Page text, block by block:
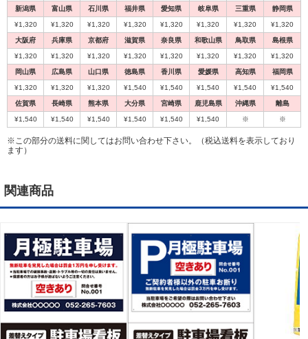
※この部分の送料に関してはお問い合わせ下さい。（税込送料を表示しており
ます）
新潟県 富山県 石川県 福井県 愛知県 岐阜県 三重県 静岡県
¥1,320 ¥1,320 ¥1,320 ¥1,320 ¥1,320 ¥1,320 ¥1,320 ¥1,320
大阪府 兵庫県 京都府 滋賀県 奈良県 和歌山県 鳥取県 島根県
¥1,320 ¥1,320 ¥1,320 ¥1,320 ¥1,320 ¥1,320 ¥1,320 ¥1,320
岡山県 広島県 山口県 徳島県 香川県 愛媛県 高知県 福岡県
¥1,320 ¥1,320 ¥1,320 ¥1,540 ¥1,540 ¥1,540 ¥1,540 ¥1,540
佐賀県 長崎県 熊本県 大分県 宮崎県 鹿児島県 沖縄県 離島
¥1,540 ¥1,540 ¥1,540 ¥1,540 ¥1,540 ¥1,540 ※ ※
関連商品